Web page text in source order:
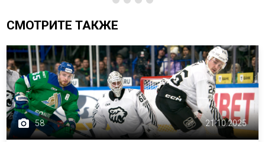
СМОТРИТЕ ТАКЖЕ
58 21.10.2025